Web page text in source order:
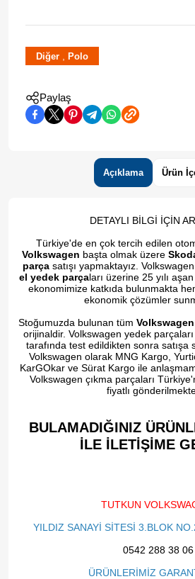
Diğer Polo
Paylaş
Açıklama Ürün
DETAYLI BİLGİ İÇİN
Türkiye'de en çok tercih edilen
Volkswagen başta olmak üzere
parçasatışı yapmaktayız.
el yedek parçaları üzerine 25 yılı
ekonomimize katkıda bulunmakta
ekonomik çözümler
Stoğumuzda bulunan tüm
orijinaldir. Volkswagen yedek
tarafında test edildikten sonra satışa
Volkswagen olarak MNG Kargo,
KarGOkar ve Sürat Kargo ile
Volkswagen çıkma parçaları
fiyatlı
BULAMADIĞINIZ
İLE İLETİŞİME
TUTKUN
YILDIZ SANAYİ SİTESİ 3.BLOK
0542 288 38 06
ÜRÜNLERİMİZ